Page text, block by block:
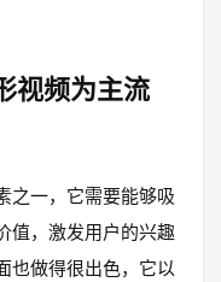
视频为主流
之一，它需要能够吸
值，激发用户的兴趣
也做得很出色，它以